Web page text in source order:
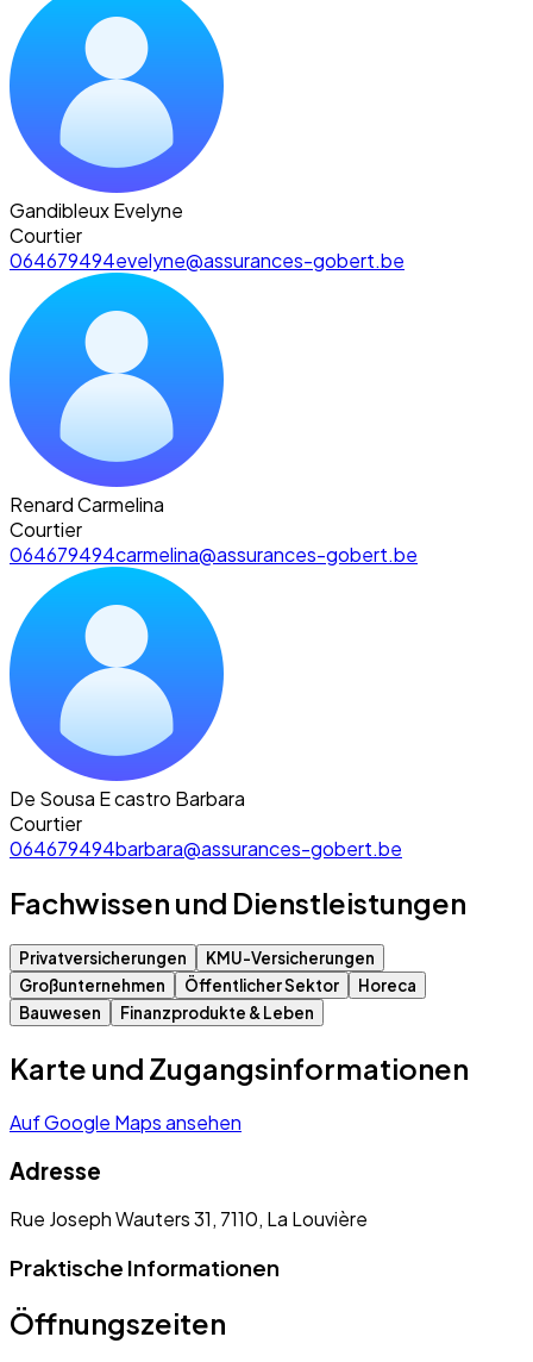
Gandibleux Evelyne
Courtier
064679494evelyne@assurances-gobert.be
Renard Carmelina
Courtier
064679494carmelina@assurances-gobert.be
De Sousa E castro Barbara
Courtier
064679494barbara@assurances-gobert.be
Fachwissen und Dienstleistungen
Privatversicherungen
KMU-Versicherungen
Großunternehmen
Öffentlicher Sektor
Horeca
Bauwesen
Finanzprodukte & Leben
Karte und Zugangsinformationen
Auf Google Maps ansehen
Adresse
Rue Joseph Wauters 31, 7110, La Louvière
Praktische Informationen
Öffnungszeiten